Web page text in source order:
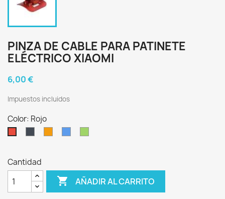
PINZA DE CABLE PARA PATINETE
ELÉCTRICO XIAOMI
6,00 €
Impuestos incluidos
Color: Rojo
Cantidad
 AÑADIR AL CARRITO